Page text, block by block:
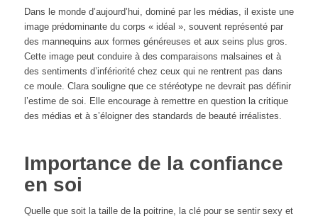
Dans le monde d’aujourd’hui, dominé par les médias, il existe une
image prédominante du corps « idéal », souvent représenté par
des mannequins aux formes généreuses et aux seins plus gros.
Cette image peut conduire à des comparaisons malsaines et à
des sentiments d’infériorité chez ceux qui ne rentrent pas dans
ce moule. Clara souligne que ce stéréotype ne devrait pas définir
l’estime de soi. Elle encourage à remettre en question la critique
des médias et à s’éloigner des standards de beauté irréalistes.
Importance de la confiance
en soi
Quelle que soit la taille de la poitrine, la clé pour se sentir sexy et